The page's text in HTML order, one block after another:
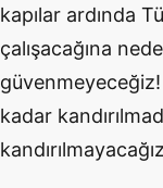
kapılar ardında
çalışacağına
kadar